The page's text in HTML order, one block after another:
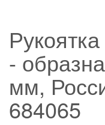
-
мм,
684065